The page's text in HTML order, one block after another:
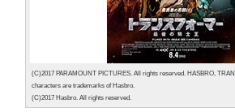
(C)2017 PARAMOUNT PICTURES. All rights reserved. HASBRO,
characters are trademarks of Hasbro.
(C)2017 Hasbro. All rights reserved.